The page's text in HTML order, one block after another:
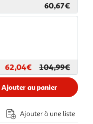
60,67€
62,04€ 104,99€
Ajouter au panier
Ajouter à une liste